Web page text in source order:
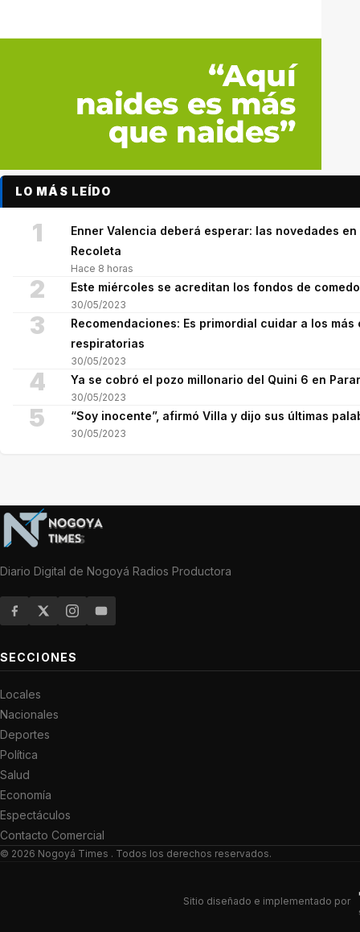
LO MÁS LEÍDO
1
Enner Valencia deberá esperar: las novedades
Recoleta
Hace 8 horas
2 Este miércoles se acreditan los fondos de
30/05/2023
3
Recomendaciones: Es primordial cuidar a los
respiratorias
30/05/2023
4 Ya se cobró el pozo millonario del Quini 6 en
30/05/2023
5 “Soy inocente”, afirmó Villa y dijo sus últimas
30/05/2023
Diario Digital de Nogoyá Radios Productora
SECCIONES
Locales
Nacionales
Deportes
Política
Salud
Economía
Espectáculos
Contacto Comercial
© 2026 Nogoyá Times . Todos los derechos reservados.
Sitio diseñado e implementado por